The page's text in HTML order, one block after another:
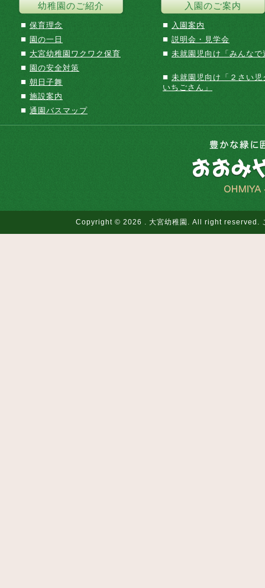
幼稚園のご紹介
■ 保育理念
■ 園の一日
■ 大宮幼稚園ワクワク保育
■ 園の安全対策
■ 朝日子舞
■ 施設案内
■ 通園バスマップ
入園のご案内
■ 入園案内
■ 説明会・見学会
■ 未就園児向け「みんなで
■ 未就園児向け「２さい児
いちごさん」
Copyright © 2026 . 大宮幼稚園. All right reserved.